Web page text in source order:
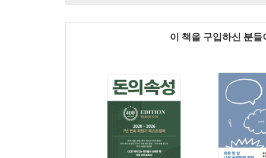
이 책을 구입하신 분